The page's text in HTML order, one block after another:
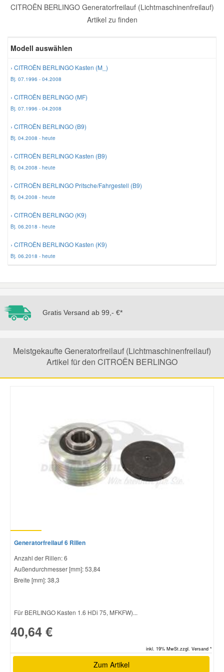
CITROËN BERLINGO Generatorfreilauf (Lichtmaschinenfreilauf)
Artikel zu finden
Modell auswählen
› CITROËN BERLINGO Kasten (M_)
Bj. 07.1996 - 04.2008
› CITROËN BERLINGO (MF)
Bj. 07.1996 - 04.2008
› CITROËN BERLINGO (B9)
Bj. 04.2008 - heute
› CITROËN BERLINGO Kasten (B9)
Bj. 04.2008 - heute
› CITROËN BERLINGO Pritsche/Fahrgestell (B9)
Bj. 04.2008 - heute
› CITROËN BERLINGO (K9)
Bj. 06.2018 - heute
› CITROËN BERLINGO Kasten (K9)
Bj. 06.2018 - heute
Gratis Versand ab 99,- €*
Meistgekaufte Generatorfreilauf (Lichtmaschinenfreilauf)
Artikel für den CITROËN BERLINGO
Generatorfreilauf 6 Rillen
Anzahl der Rillen: 6
Außendurchmesser [mm]: 53,84
Breite [mm]: 38,3
Für BERLINGO Kasten 1.6 HDi 75, MFKFW)...
40,64 €
inkl. 19% MwSt.zzgl. Versand *
Zum Artikel
Scheibenreinigung
Zündanlage und Glühanlage
Reparatur-Zubehör
Karosserie Werkzeug
Schlüsselgehäuse
Werkstattbedarf
Winter-Autozubehör
Daewoo Ersatzteile
Daihatsu Ersatzteile
Honda Ersatzteile
Hyundai Ersatzteile
Jeep Ersatzteile
Kia Ersatzteile
Lancia Ersatzteile
Mazda Ersatzteile
Nissan Ersatzteile
Skoda Ersatzteile
Smart Ersatzteile
Toyota Ersatzteile
Vauxhall Ersatzteile